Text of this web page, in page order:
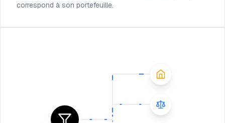
correspond à son portefeuille.